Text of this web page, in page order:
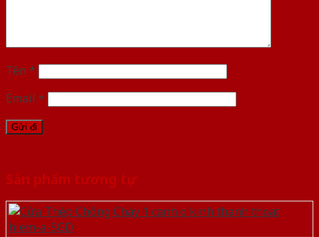
Tên *
Email *
Sản phẩm tương tự